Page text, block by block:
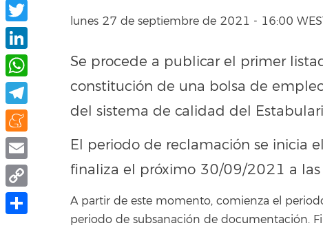
lunes 27 de septiembre de 2021 - 16:00
Se procede a publicar el primer
constitución de una bolsa de
del sistema de calidad del
El periodo de reclamación se inicia
finaliza el próximo 30/09/2021 a las
A partir de este momento, comienza el
periodo de subsanación de documentación.
Facebook
Twitter
LinkedIn
WhatsApp
Telegram
Meneame
Email
Copy